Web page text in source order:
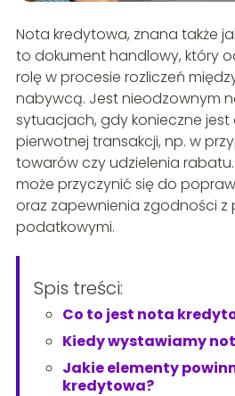
Nota kredytowa, znana także
to dokument handlowy, który
rolę w procesie rozliczeń
nabywcą. Jest nieodzownym
sytuacjach, gdy konieczne jest
pierwotnej transakcji, np. w
towarów czy udzielenia
może przyczynić się do
oraz zapewnienia zgodności z
podatkowymi.
Spis treści:
Co to jest nota
Kiedy wystawiamy
Jakie elementy
kredytowa?